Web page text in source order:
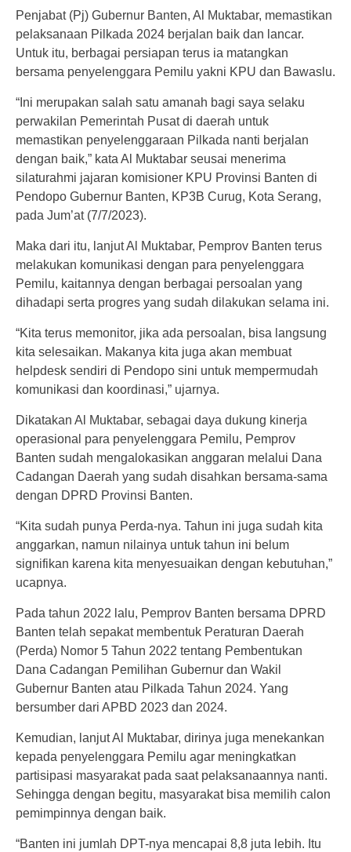
Penjabat (Pj) Gubernur Banten, Al Muktabar, memastikan
pelaksanaan Pilkada 2024 berjalan baik dan lancar.
Untuk itu, berbagai persiapan terus ia matangkan
bersama penyelenggara Pemilu yakni KPU dan Bawaslu.
“Ini merupakan salah satu amanah bagi saya selaku
perwakilan Pemerintah Pusat di daerah untuk
memastikan penyelenggaraan Pilkada nanti berjalan
dengan baik,” kata Al Muktabar seusai menerima
silaturahmi jajaran komisioner KPU Provinsi Banten di
Pendopo Gubernur Banten, KP3B Curug, Kota Serang,
pada Jum’at (7/7/2023).
Maka dari itu, lanjut Al Muktabar, Pemprov Banten terus
melakukan komunikasi dengan para penyelenggara
Pemilu, kaitannya dengan berbagai persoalan yang
dihadapi serta progres yang sudah dilakukan selama ini.
“Kita terus memonitor, jika ada persoalan, bisa langsung
kita selesaikan. Makanya kita juga akan membuat
helpdesk sendiri di Pendopo sini untuk mempermudah
komunikasi dan koordinasi,” ujarnya.
Dikatakan Al Muktabar, sebagai daya dukung kinerja
operasional para penyelenggara Pemilu, Pemprov
Banten sudah mengalokasikan anggaran melalui Dana
Cadangan Daerah yang sudah disahkan bersama-sama
dengan DPRD Provinsi Banten.
“Kita sudah punya Perda-nya. Tahun ini juga sudah kita
anggarkan, namun nilainya untuk tahun ini belum
signifikan karena kita menyesuaikan dengan kebutuhan,”
ucapnya.
Pada tahun 2022 lalu, Pemprov Banten bersama DPRD
Banten telah sepakat membentuk Peraturan Daerah
(Perda) Nomor 5 Tahun 2022 tentang Pembentukan
Dana Cadangan Pemilihan Gubernur dan Wakil
Gubernur Banten atau Pilkada Tahun 2024. Yang
bersumber dari APBD 2023 dan 2024.
Kemudian, lanjut Al Muktabar, dirinya juga menekankan
kepada penyelenggara Pemilu agar meningkatkan
partisipasi masyarakat pada saat pelaksanaannya nanti.
Sehingga dengan begitu, masyarakat bisa memilih calon
pemimpinnya dengan baik.
“Banten ini jumlah DPT-nya mencapai 8,8 juta lebih. Itu